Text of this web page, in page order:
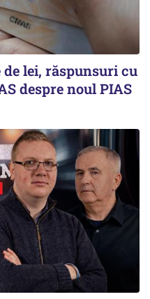
lei, răspunsuri cu
despre noul PIAS